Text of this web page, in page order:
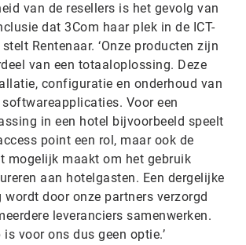
van de resellers is het gevolg van
dat 3Com haar plek in de ICT-
Rentenaar. ‘Onze producten zijn
van een totaaloplossing. Deze
configuratie en onderhoud van
Voor een
in een hotel bijvoorbeeld speelt
point een rol, maar ook de
mogelijk maakt om het gebruik
aan hotelgasten. Een dergelijke
door onze partners verzorgd
leveranciers samenwerken.
voor ons dus geen optie.’